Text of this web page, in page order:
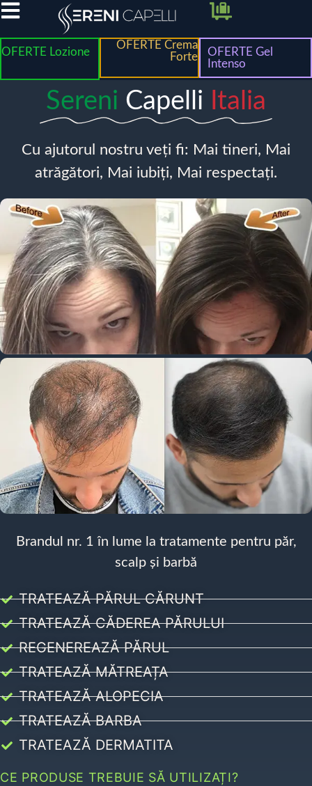
OFERTE Lozione
OFERTE Crema
Forte
OFERTE Gel
Intenso
Sereni Capelli Italia
Cu ajutorul nostru veți fi: Mai tineri, Mai
atrăgători, Mai iubiți, Mai respectați.
Brandul nr. 1 în lume la tratamente pentru păr,
scalp și barbă
TRATEAZĂ PĂRUL CĂRUNT
TRATEAZĂ CĂDEREA PĂRULUI
REGENEREAZĂ PĂRUL
TRATEAZĂ MĂTREAȚA
TRATEAZĂ ALOPECIA
TRATEAZĂ BARBA
TRATEAZĂ DERMATITA
CE PRODUSE TREBUIE SĂ UTILIZAȚI?